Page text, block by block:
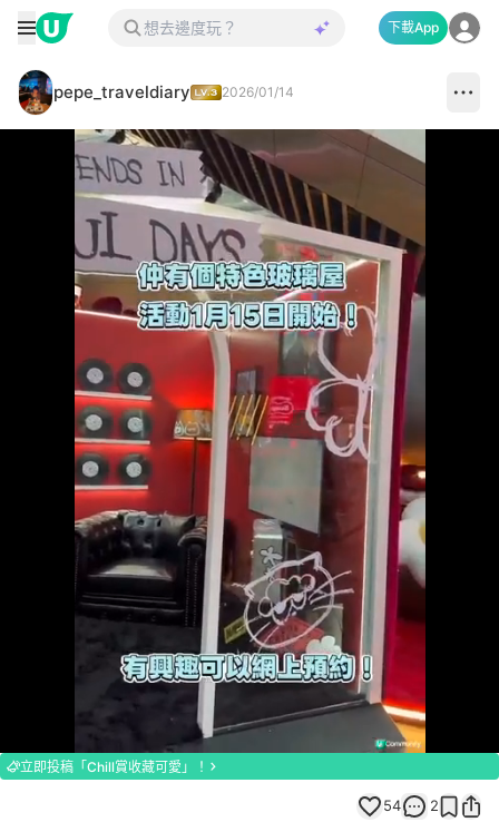
下載App
pepe_traveldiary 2026/01/14
100.00%
立即投稿「Chill賞收藏可愛」！
54 2